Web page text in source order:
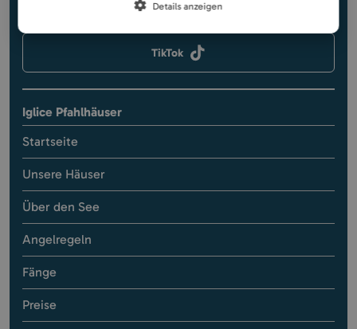
Instagram
TikTok
Iglice Pfahlhäuser
Startseite
Unsere Häuser
Über den See
Angelregeln
Fänge
Preise
Details anzeigen